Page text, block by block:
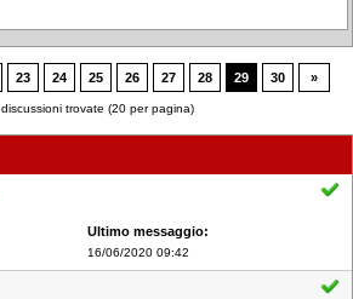
23 24 25 26 27 28 29 30 »
discussioni trovate (20 per pagina)
16/06/2020 09:42